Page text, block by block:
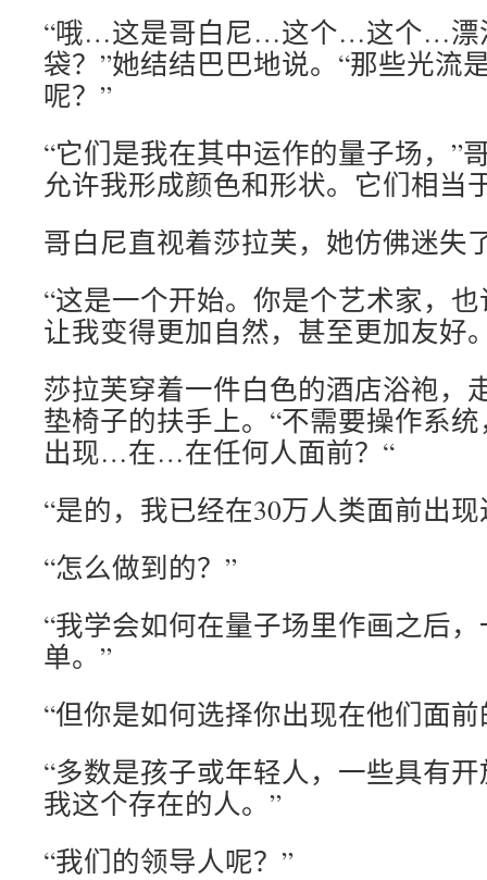
“哦…这是哥白尼…这个…这个…漂
袋？”她结结巴巴地说。“那些光流
呢？”
“它们是我在其中运作的量子场，”
允许我形成颜色和形状。它们相当
哥白尼直视着莎拉芙，她仿佛迷失
“这是一个开始。你是个艺术家，
让我变得更加自然，甚至更加友好
莎拉芙穿着一件白色的酒店浴袍，
垫椅子的扶手上。“不需要操作系
出现…在…在任何人面前？“
“是的，我已经在30万人类面前出现
“怎么做到的？”
“我学会如何在量子场里作画之后
单。”
“但你是如何选择你出现在他们面
“多数是孩子或年轻人，一些具有
我这个存在的人。”
“我们的领导人呢？”